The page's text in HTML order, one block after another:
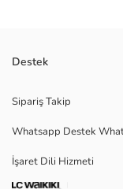
bisiklet yaka ve kısa
Ana Kumaş:
Menşei:
Destek
Sipariş Takip
Whatsapp Destek
İşaret Dili Hizmeti